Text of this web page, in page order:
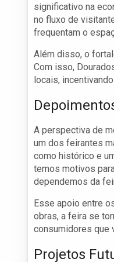
significativo na
no fluxo de
frequentam o
Além disso, o
Com isso,
locais,
A perspectiva de
um dos feirantes
como histórico e
temos motivos
dependemos da
Esse apoio entre
obras, a feira se
consumidores que
Projetos